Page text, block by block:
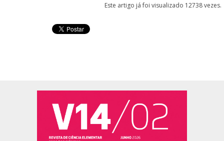
Este artigo já foi visualizado 12738 vezes.